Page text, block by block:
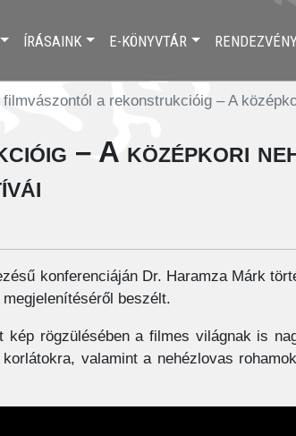
ÍRÁSAINK E-KÖNYVTÁR
filmvászontól a rekonstrukcióig – A
– A középkori
konferenciáján Dr. Haramza Márk
beszélt.
kép rögzülésében a filmes világnak is
valamint a nehézlovas